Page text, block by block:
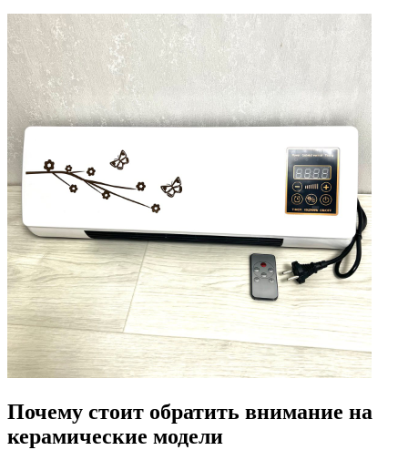
Почему стоит обратить внимание на
керамические модели